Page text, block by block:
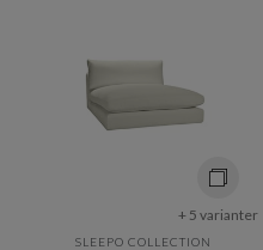
+ 5 varianter
SLEEPO COLLECTION